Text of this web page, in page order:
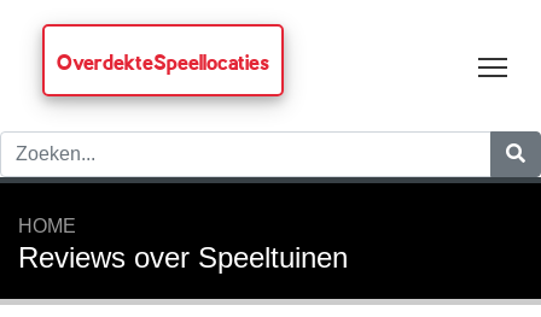
OverdekteSpeellocaties
HOME
Reviews over Speeltuinen